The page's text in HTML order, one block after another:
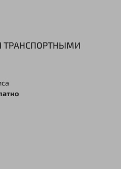
ТРАНСПОРТНЫМИ